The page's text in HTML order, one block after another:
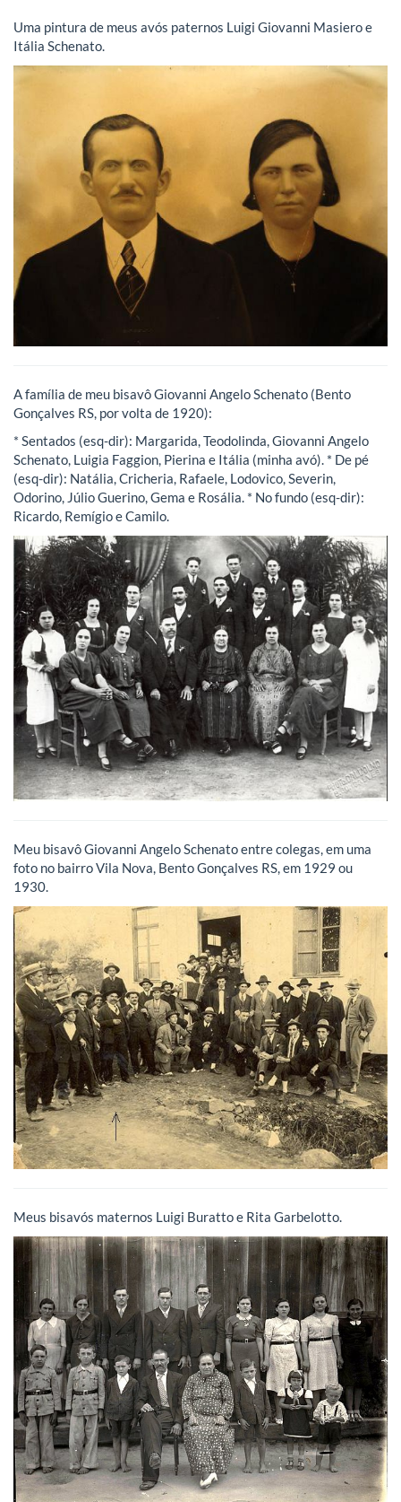
Uma pintura de meus avós paternos Luigi Giovanni Masiero e
Itália Schenato.
A família de meu bisavô Giovanni Angelo Schenato (Bento
Gonçalves RS, por volta de 1920):
* Sentados (esq-dir): Margarida, Teodolinda, Giovanni Angelo
Schenato, Luigia Faggion, Pierina e Itália (minha avó). * De pé
(esq-dir): Natália, Cricheria, Rafaele, Lodovico, Severin,
Odorino, Júlio Guerino, Gema e Rosália. * No fundo (esq-dir):
Ricardo, Remígio e Camilo.
Meu bisavô Giovanni Angelo Schenato entre colegas, em uma
foto no bairro Vila Nova, Bento Gonçalves RS, em 1929 ou
1930.
Meus bisavós maternos Luigi Buratto e Rita Garbelotto.